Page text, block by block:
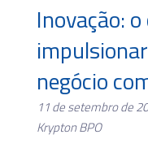
Inovação:
negócio
11 de setembro de
Krypton BPO